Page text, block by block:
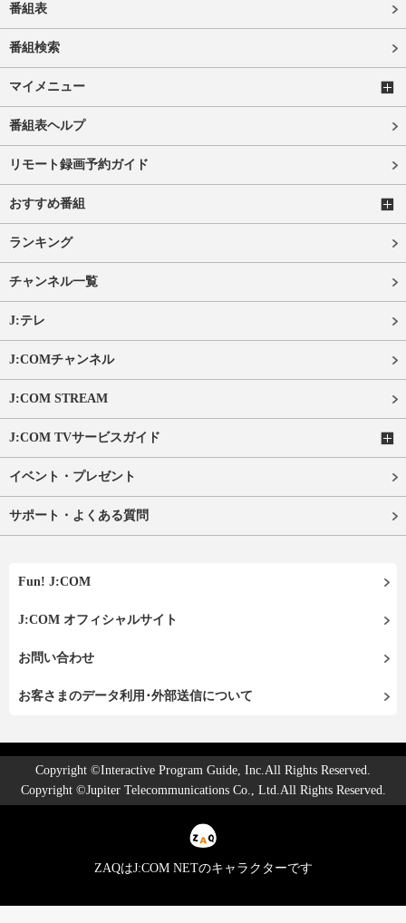
番組表
番組検索
マイメニュー
番組表ヘルプ
リモート録画予約ガイド
おすすめ番組
ランキング
チャンネル一覧
J:テレ
J:COMチャンネル
J:COM STREAM
J:COM TVサービスガイド
イベント・プレゼント
サポート・よくある質問
Fun! J:COM
J:COM オフィシャルサイト
お問い合わせ
お客さまのデータ利用･外部送信について
Copyright ©Interactive Program Guide, Inc.All Rights Reserved.
Copyright ©Jupiter Telecommunications Co., Ltd.All Rights Reserved.
ZAQはJ:COM NETのキャラクターです